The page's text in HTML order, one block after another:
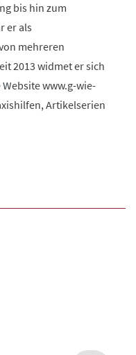
bis hin zum
er als
mehreren
2013 widmet er sich
www.g-wie-
Artikelserien